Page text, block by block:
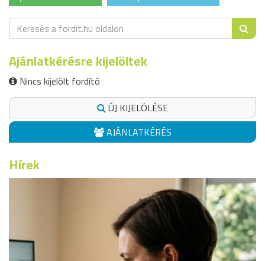
Ajánlatkérésre kijelöltek
Nincs kijelölt fordító
ÚJ KIJELÖLÉSE
AJÁNLATKÉRÉS
Hírek